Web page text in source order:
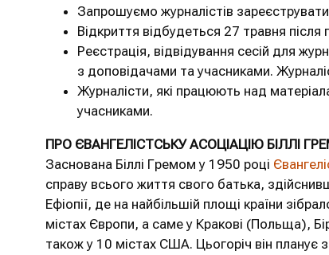
Запрошуємо журналістів
Відкриття відбудеться 27 травня
Реєстрація, відвідування сесій для
з доповідачами та учасниками.
Журналісти, які працюють над
учасниками.
ПРО ЄВАНГЕЛІСТСЬКУ АСОЦІАЦІЮ БІЛЛІ
Заснована Біллі Гремом у 1950 році
справу всього життя свого батька,
Ефіопії, де на найбільшій площі країни
містах Європи, а саме у Кракові (Польща),
також у 10 містах США. Цьогоріч він планує